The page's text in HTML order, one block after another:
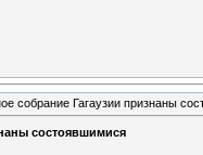
собрание Гагаузии признаны
состоявшимися